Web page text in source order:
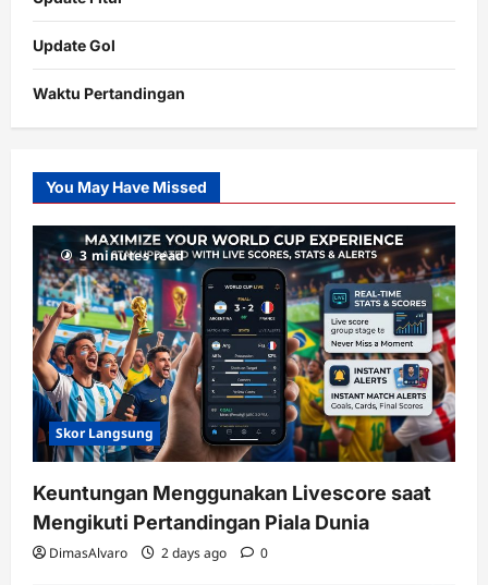
Update Gol
Waktu Pertandingan
Slot
Gacor
RTP
terupdate
You May Have Missed
3 minutes read
Skor Langsung
Keuntungan Menggunakan Livescore saat
Mengikuti Pertandingan Piala Dunia
DimasAlvaro 2 days ago 0